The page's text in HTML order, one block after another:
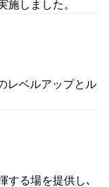
施しました。
レベルアップとル
する場を提供し､